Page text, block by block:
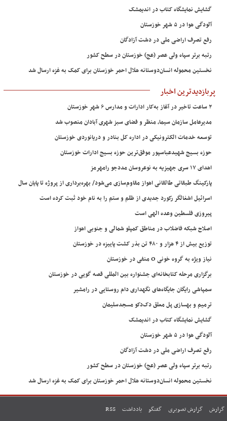
گشایش نمایشگاه کتاب در اندیمشک
آلودگی هوا در ۵ شهر خوزستان
رفع تصرف اراضی ملی در دشت آزادگان
رتبه برتر سپاه ولی عصر (عج) خوزستان در سطح کشور
نخستین محموله انسان‌دوستانه هلال احمر خوزستان برای کمک به غزه ارسال شد
پربازدیدترین اخبار
۲ ساعت تاخیر در آغاز به‌کار ادارات و مدارس ۶ شهر خوزستان
مدیرعامل سازمان سیما، منظر و فضای سبز شهری آبادان منصوب شد
توسعه خدمات الکترونیکی در اداره کل بنادر و دریانوردی خوزستان
حوزه بسیج شهیدعباسپور موفق‌ترین حوزه بسیج ادارات خوزستان
اهدای ۱۷ سری جهیزیه به نوعروسان مددجو رامهرمز
پارکینگ طبقاتی طالقانی اهواز مقاوم‌سازی می‌شود/ بهره‌برداری از پروژه تا پایان سال
اسرائیل اشغالگر رکورد جدیدی از ظلم و ستم را به نام خود ثبت کرده است
پیروزی فلسطین وعده الهی است
اصلاح شبکه فاضلاب در مناطق کمپلو شمالی و جنوبی اهواز
توزیع بیش از ۴ هزار و ۴۸۰ تن بذر کشت پاییزه در خوزستان
نیاز ویژه به گروه خونی O منفی در خوزستان
برگزاری مرحله کتابخانه‌ای جشنواره بین المللی قصه گویی در خوزستان
سمپاشی رایگان جایگاه‌های نگهداری دام روستایی در رامشیر
ترمیم و بهسازی پل معلق دک‌دکو مسجدسلیمان
گشایش نمایشگاه کتاب در اندیمشک
آلودگی هوا در ۵ شهر خوزستان
رفع تصرف اراضی ملی در دشت آزادگان
رتبه برتر سپاه ولی عصر (عج) خوزستان در سطح کشور
نخستین محموله انسان‌دوستانه هلال احمر خوزستان برای کمک به غزه ارسال شد
گزارش گزارش تصویری گفتگو یادداشت RSS